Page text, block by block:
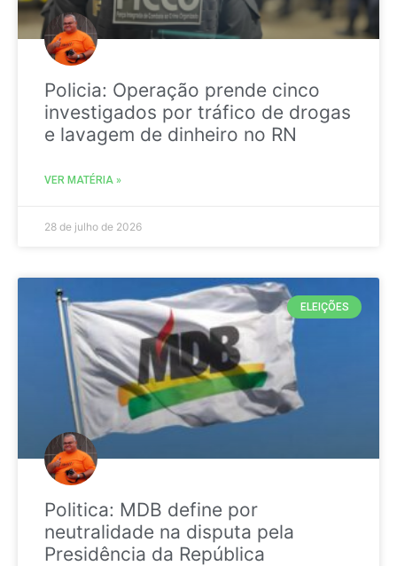
Policia: Operação prende cinco
investigados por tráfico de drogas
e lavagem de dinheiro no RN
VER MATÉRIA »
28 de julho de 2026
ELEIÇÕES
Politica: MDB define por
neutralidade na disputa pela
Presidência da República